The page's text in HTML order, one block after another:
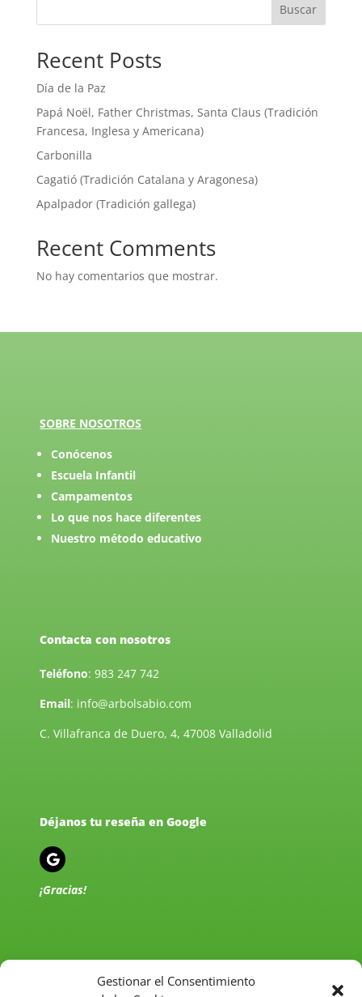
Gestionar el Consentimiento
Buscar
Recent Posts
Día de la Paz
Papá Noël, Father Christmas, Santa Claus (Tradición
Francesa, Inglesa y Americana)
Carbonilla
Cagatió (Tradición Catalana y Aragonesa)
Apalpador (Tradición gallega)
Recent Comments
No hay comentarios que mostrar.
SOBRE NOSOTROS
Conócenos
Escuela Infantil
Campamentos
Lo que nos hace diferentes
Nuestro método educativo
Contacta con nosotros
Teléfono:983 247 742
Email: info@arbolsabio.com
C. Villafranca de Duero, 4, 47008 Valladolid
Déjanos tu reseña en Google
¡Gracias!